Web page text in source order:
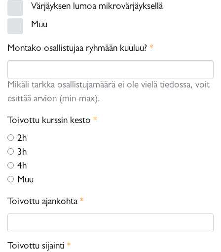
Värjäyksen lumoa mikrovärjäyksellä
Muu
Montako osallistujaa ryhmään kuuluu? *
Mikäli tarkka osallistujamäärä ei ole vielä tiedossa, voit
esittää arvion (min-max).
Toivottu kurssin kesto *
2h
3h
4h
Muu
Toivottu ajankohta *
Toivottu sijainti *